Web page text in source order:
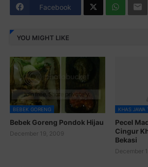
Facebook
YOU MIGHT LIKE
BEBEK GORENG
Bebek Goreng Pondok Hijau
December 19, 2009
KHAS JAWA
Pecel
Cingur
Bekasi
December